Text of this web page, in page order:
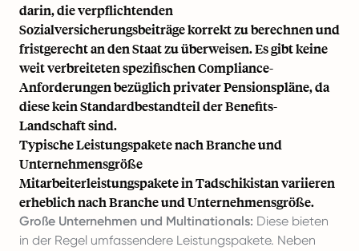
darin, die verpflichtenden
Sozialversicherungsbeiträge korrekt zu berechnen und
fristgerecht an den Staat zu überweisen. Es gibt keine
weit verbreiteten spezifischen Compliance-
Anforderungen bezüglich privater Pensionspläne, da
diese kein Standardbestandteil der Benefits-
Landschaft sind.
Typische Leistungspakete nach Branche und
Unternehmensgröße
Mitarbeiterleistungspakete in Tadschikistan variieren
erheblich nach Branche und Unternehmensgröße.
Große Unternehmen und Multinationals: Diese bieten
in der Regel umfassendere Leistungspakete. Neben